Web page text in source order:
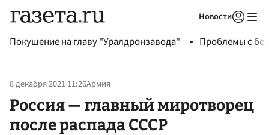
Новости
Покушение на главу "Уралдронзавода" Проблемы с
8 декабря 2021 11:26Армия
Россия — главный миротворец
после распада СССР